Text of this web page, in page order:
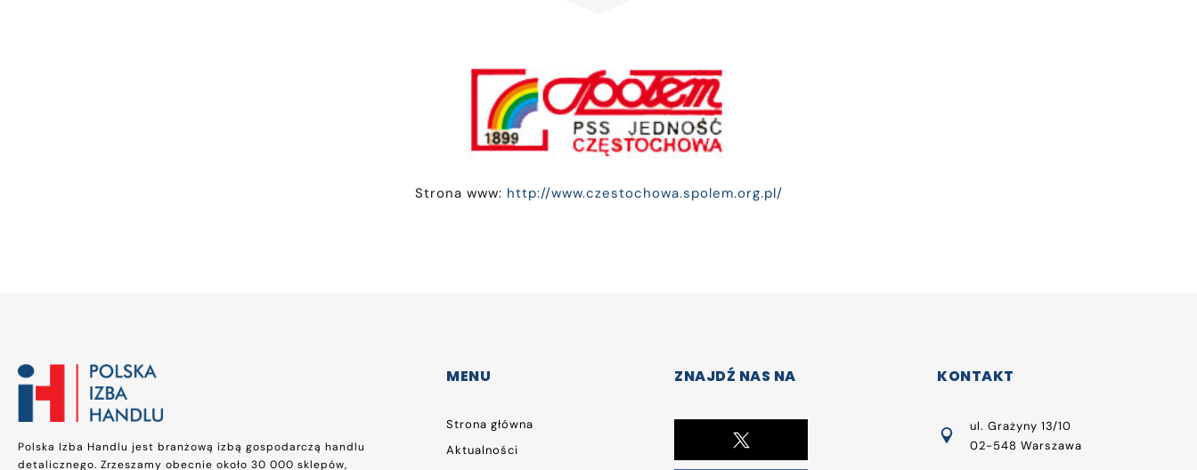
Strona www: http://www.czestochowa.spolem.org.pl/
Polska Izba Handlu jest branżową izbą gospodarczą handlu
detalicznego. Zrzeszamy obecnie około 30 000 sklepów,
MENU
Strona główna
Aktualności
ZNAJDŹ NAS NA KONTAKT
ul. Grażyny 13/10
02-548 Warszawa